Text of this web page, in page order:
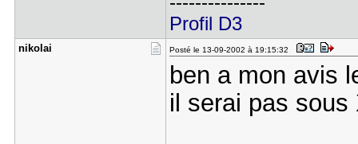
Profil D3
nikolai Posté le 13-09-2002 à 19:15:32
ben a mon avis
il serai pas